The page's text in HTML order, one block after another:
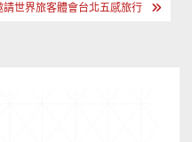
世界旅客體會台北五感旅行